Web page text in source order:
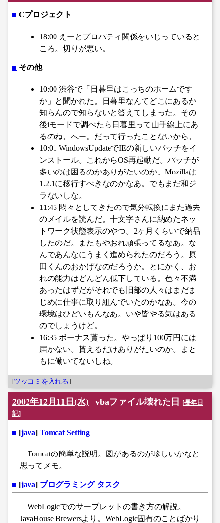
■ Cプロジェクト
18:00 えーとプロパティ関係をいじっていると
ころ。切りが悪い。
■ その他
10:00 渋谷で「日暮里はこっちのホームです
か」と聞かれた。日暮里なんてどこにあるか
知らんので知らないと答えてしまった。その
後iモードで調べたら日暮里って山手線上にあ
るのね。へー。だって行ったことないから。
10:01 WindowsUpdateでIEの新しいパッチをイ
ンストール。これからOS再起動だ。パッチが
多いのは困るのかありがたいのか。Mozillaは
1.2.1に移行すべきなのかなあ。でもまだ和ジ
ラないしな。
11:45 悶々としてきたので気分転換にまた過去
のメイルを読んだ。十文字さんに納めたネッ
トワーク状態表示のやつ。2ヶ月くらいで納品
したのだ。またもやおれ頑張ってるなあ。な
んであんなにうまく進められたのだろう。原
田くんのおかげなのだろうか。とにかく、お
れの能力はどんどん低下している。色々不満
あったはずだがそれでも旧部の人々はまだま
じめに仕事に取り組んでいたのかなあ。今の
環境はひどいもんなあ。いや皆やる気はある
のでしょうけど。
16:35 ボーナス貰った。やっぱり100万円には
届かない。貰えるだけありがたいのか。まと
もに働いてないしね。
[ツッコミを入れる]
2002年12月11日(水) vbaファイル壊れた日 [長年日
記]
■ [java] Tomcat Setting
Tomcatの簡単な説明。図があるのが珍しいかなと
思ってメモ。
■ [java] プログラミング タスク
WebLogicでのサーブレットの書き方の解説。
JavaHouse Brewersより。WebLogic固有のことばかり